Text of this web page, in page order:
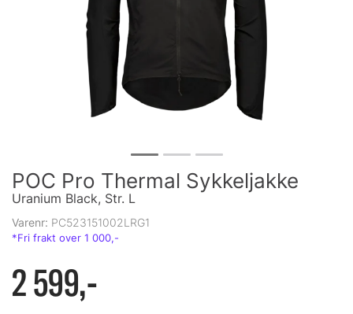
POC Pro Thermal Sykkeljakke
Uranium Black, Str. L
Varenr: PC523151002LRG1
2 599,-